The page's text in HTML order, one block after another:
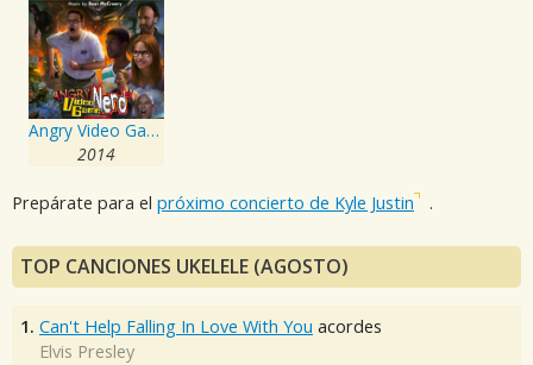
Angry Video Game Nerd: The Movie
2014
Prepárate para el próximo concierto de Kyle Justin .
TOP CANCIONES UKELELE (AGOSTO)
1. Can't Help Falling In Love With You acordes
Elvis Presley